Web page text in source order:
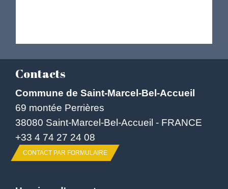
Contacts
Commune de Saint-Marcel-Bel-Accueil
69 montée Perrières
38080 Saint-Marcel-Bel-Accueil - FRANCE
+33 4 74 27 24 08
CONTACT PAR FORMULAIRE